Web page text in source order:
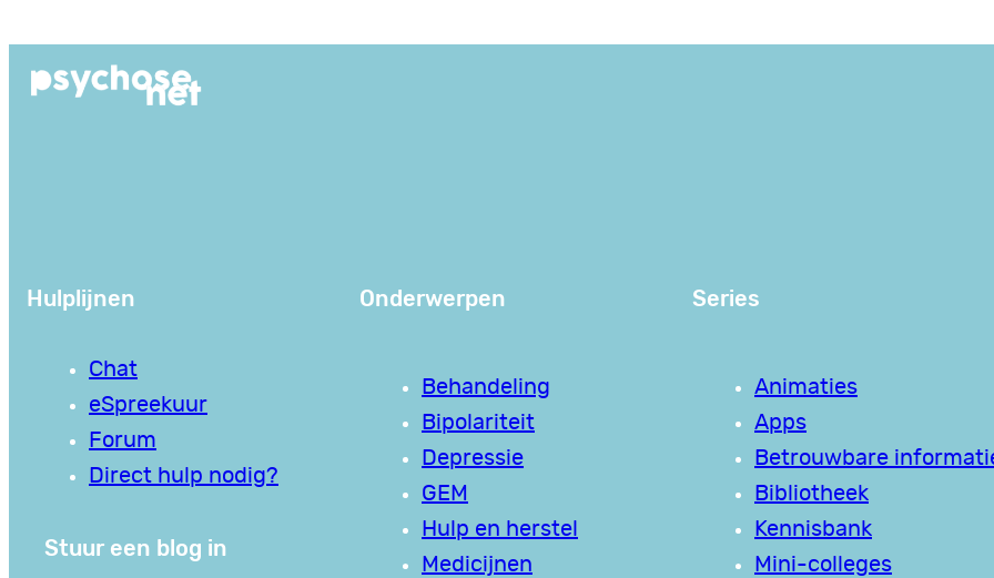
de
Hulplijnen
Chat
eSpreekuur
Forum
Direct hulp nodig?
Stuur een blog in
Onderwerpen
Behandeling
Bipolariteit
Depressie
GEM
Hulp en herstel
Medicijnen
Series
Animaties
Apps
Betrouwbare
Bibliotheek
Kennisbank
Mini-colleges